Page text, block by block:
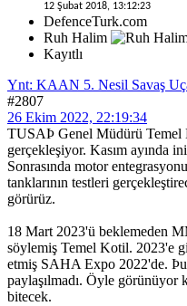
12 Şubat 2018, 13:12:23
DefenceTurk.com
Ruh Halim
Kayıtlı
Ynt: KAAN 5. Nesil Savaş
#2807
26 Ekim 2022, 22:19:34
TUSAÞ Genel Müdürü
gerçekleşiyor. Kasım ayında
Sonrasında motor
tanklarının testleri
görürüz.
18 Mart 2023'ü beklemeden
söylemiş Temel Kotil. 2023'e
etmiş SAHA Expo 2022'de.
paylaşılmadı. Öyle
bitecek.